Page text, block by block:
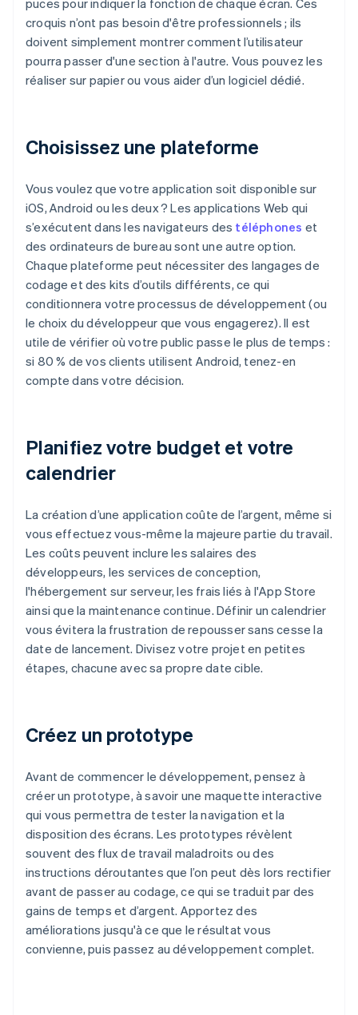
puces pour indiquer la fonction de chaque écran. Ces
croquis n’ont pas besoin d'être professionnels ; ils
doivent simplement montrer comment l’utilisateur
pourra passer d'une section à l'autre. Vous pouvez les
réaliser sur papier ou vous aider d’un logiciel dédié.
Choisissez une plateforme
Vous voulez que votre application soit disponible sur
iOS, Android ou les deux ? Les applications Web qui
s’exécutent dans les navigateurs des téléphones et
des ordinateurs de bureau sont une autre option.
Chaque plateforme peut nécessiter des langages de
codage et des kits d’outils différents, ce qui
conditionnera votre processus de développement (ou
le choix du développeur que vous engagerez). Il est
utile de vérifier où votre public passe le plus de temps :
si 80 % de vos clients utilisent Android, tenez-en
compte dans votre décision.
Planifiez votre budget et votre
calendrier
La création d’une application coûte de l’argent, même si
vous effectuez vous-même la majeure partie du travail.
Les coûts peuvent inclure les salaires des
développeurs, les services de conception,
l'hébergement sur serveur, les frais liés à l'App Store
ainsi que la maintenance continue. Définir un calendrier
vous évitera la frustration de repousser sans cesse la
date de lancement. Divisez votre projet en petites
étapes, chacune avec sa propre date cible.
Créez un prototype
Avant de commencer le développement, pensez à
créer un prototype, à savoir une maquette interactive
qui vous permettra de tester la navigation et la
disposition des écrans. Les prototypes révèlent
souvent des flux de travail maladroits ou des
instructions déroutantes que l’on peut dès lors rectifier
avant de passer au codage, ce qui se traduit par des
gains de temps et d’argent. Apportez des
améliorations jusqu'à ce que le résultat vous
convienne, puis passez au développement complet.